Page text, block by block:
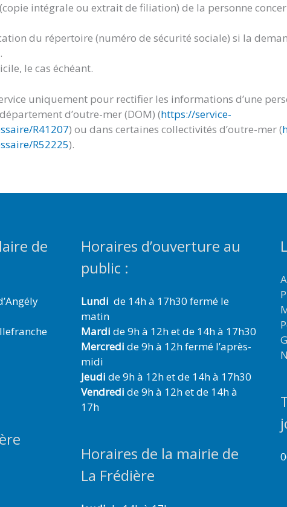
intégrale ou extrait de filiation) de la personne
du répertoire (numéro de sécurité sociale) si la
le cas échéant.
uniquement pour rectifier les informations d’une
d’outre-mer (DOM) (https://service-
R41207) ou dans certaines collectivités d’outre-mer (
R52225).
de
Horaires d’ouverture au
public :
Lundi de 14h à 17h30 fermé le
matin
Mardi de 9h à 12h et de 14h à 17h30
Mercredi de 9h à 12h fermé l’après-
midi
Jeudi de 9h à 12h et de 14h à 17h30
Vendredi de 9h à 12h et de 14h à
17h
Horaires de la mairie de
La Frédière